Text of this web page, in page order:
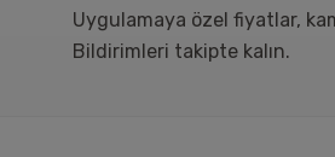
Uygulamaya özel fiyatlar,
Bildirimleri takipte kalın.